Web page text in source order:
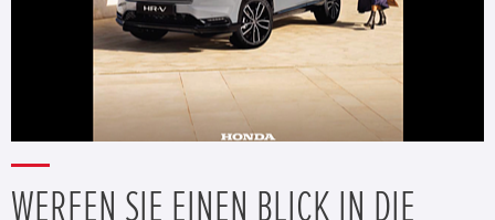
WERFEN SIE EINEN BLICK IN DIE